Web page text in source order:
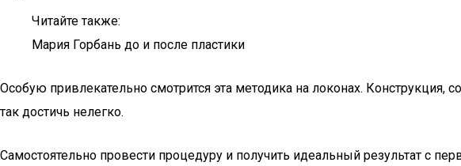
Читайте также:
Мария Горбань до и после пластики
Особую привлекательно смотрится эта методика на локонах.
так достичь нелегко.
Самостоятельно провести процедуру и получить идеальный результат с